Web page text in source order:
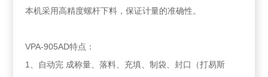
本机采用高精度螺杆下料，保证计量的准确性。
VPA-905AD特点：
1、自动完 成称量、落料、充填、制袋、封口（打易斯